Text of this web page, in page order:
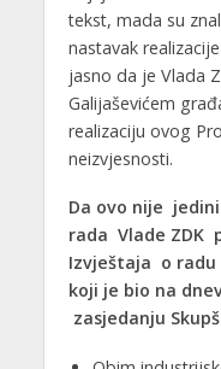
tekst, mada su
nastavak
jasno da je Vlada
Galijaševićem
realizaciju ovog
neizvjesnosti.
Da ovo nije
rada Vlade ZDK
Izvještaja o radu
koji je bio na
zasjedanju